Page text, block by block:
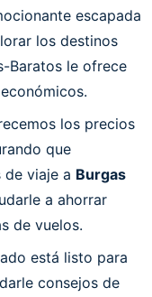
escapada
los destinos
Baratos le ofrece
los precios
que
de viaje a Burgas
a ahorrar
de vuelos.
está listo para
consejos de